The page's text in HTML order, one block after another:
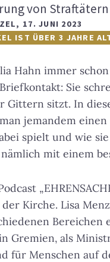
von
, 17. JUNI 2023
IST ÜBER 3 JAHRE
Hahn immer
Sie
sitzt. In
jemandem
spielt und wie
mit einem
Kirche. Lisa
Gremien, als
für Menschen auf